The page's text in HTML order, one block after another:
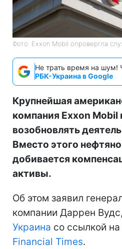
Фото: Exxon Mobil опровергла
Не трать время на шум!
РБК-Украина в Google
Крупнейшая
компания Exxon Mobil
возобновлять
Вместо этого
добивается
активы.
Об этом заявил
компании Даррен
Украина со ссылкой
Financial Times.